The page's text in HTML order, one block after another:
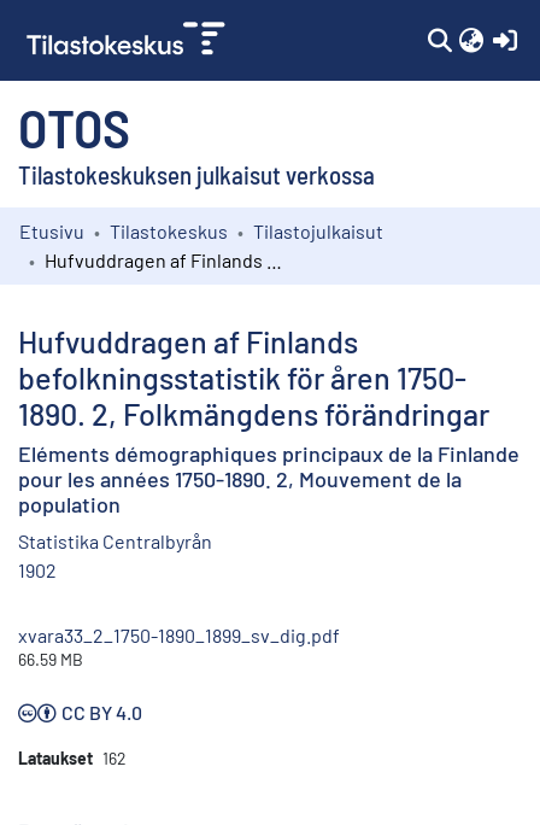
OTOS
Tilastokeskuksen julkaisut verkossa
Kokoelmat
Etusivu Tilastokeskus
Tilastojulkaisut
Hufvuddragen af Finlands
befolkningsstatistik för åren 1750-
1890. 2, Folkmängdens förändringar
Eléments démographiques principaux de la Finlande
pour les années 1750-1890. 2, Mouvement de la
population
Statistika Centralbyrån
1902
xvara33_2_1750-1890_1899_sv_dig.pdf
66.59 MB
CC BY 4.0
Lataukset 162